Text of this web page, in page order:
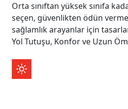
Orta sınıftan yüksek sınıfa
seçen, güvenlikten ödün
sağlamlık arayanlar için
Yol Tutuşu, Konfor ve Uzun